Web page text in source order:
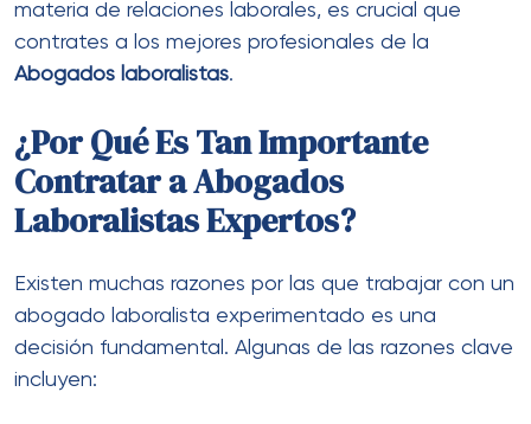
materia de relaciones laborales, es crucial que
contrates a los mejores profesionales de la
Abogados laboralistas.
¿Por Qué Es Tan Importante
Contratar a Abogados
Laboralistas Expertos?
Existen muchas razones por las que trabajar con un
abogado laboralista experimentado es una
decisión fundamental. Algunas de las razones clave
incluyen: